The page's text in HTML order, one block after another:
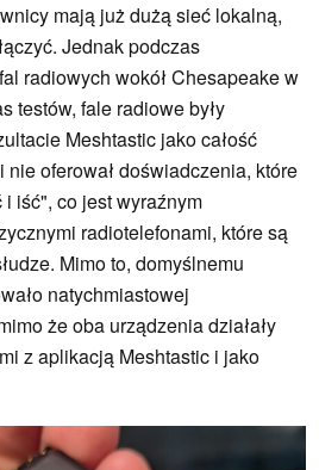
mają już dużą sieć lokalną,
Jednak podczas
radiowych wokół Chesapeake w
testów, fale radiowe były
Meshtastic jako całość
oferował doświadczenia, które
iść", co jest wyraźnym
radiotelefonami, które są
Mimo to, domyślnemu
natychmiastowej
że oba urządzenia działały
z aplikacją Meshtastic i jako